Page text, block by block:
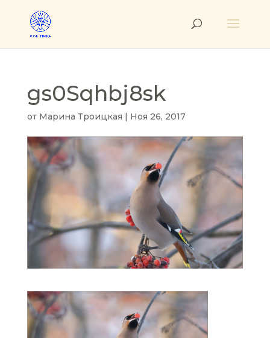
gs0Sqhbj8sk
от Марина Троицкая | Ноя 26, 2017